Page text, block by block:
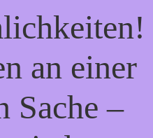
an einer
Sache –